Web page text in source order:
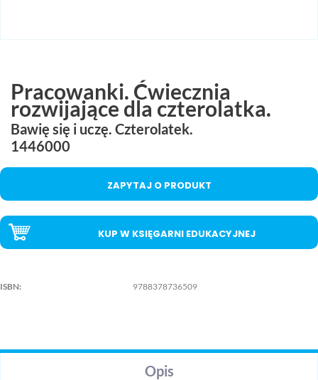
Aranżacje
przedszkolne
Aranżacje
Katalogi
edukacyjnej
zobacz
Pracowanki. Ćwiecznia
rozwijające dla czterolatka.
Bawię się i uczę. Czterolatek.
1446000
ZAPYTAJ O PRODUKT
KUP W KSIĘGARNI EDUKACYJNEJ
ISBN: 9788378736509
Opis